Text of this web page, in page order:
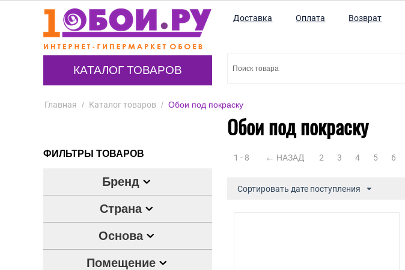
КАТАЛОГ ТОВАРОВ
Доставка Оплата Возврат
Главная / Каталог товаров / Обои под покраску
ФИЛЬТРЫ ТОВАРОВ
Бренд
Страна
Основа
Помещение
Обои под покраску
1 - 8 НАЗАД 2 3 4 5 6
Сортировать дате поступления